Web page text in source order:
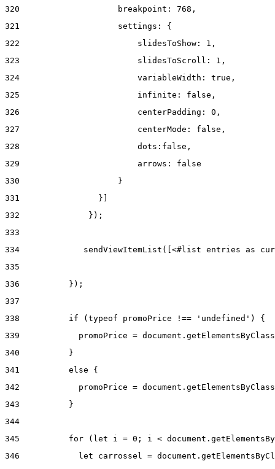
320
                    breakpoint: 768,
321
                    settings: {
322
                        slidesToShow: 1,
323
                        slidesToScroll: 1,
324
                        variableWidth: true,
325
                        infinite: false,
326
                        centerPadding: 0,
327
                        centerMode: false,
328
                        dots:false,
329
                        arrows: false
330
                    }
331
                }]
332
              });
333
334
sendViewItemList([<#list entries as
335
336
          });
337
338
          if (typeof promoPrice !== 'undefined') {
339
promoPrice =
340
          }
341
          else {
342
promoPrice =
343
          }
344
345
for (let i = 0; i <
346
let carrossel =